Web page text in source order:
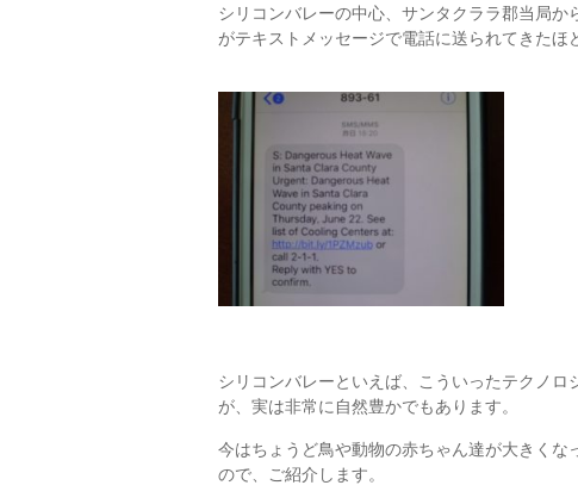
シリコンバレーの中心、サンタクララ郡当局
がテキストメッセージで電話に送られてきたほ
シリコンバレーといえば、こういったテクノ
が、実は非常に自然豊かでもあります。
今はちょうど鳥や動物の赤ちゃん達が大きく
ので、ご紹介します。